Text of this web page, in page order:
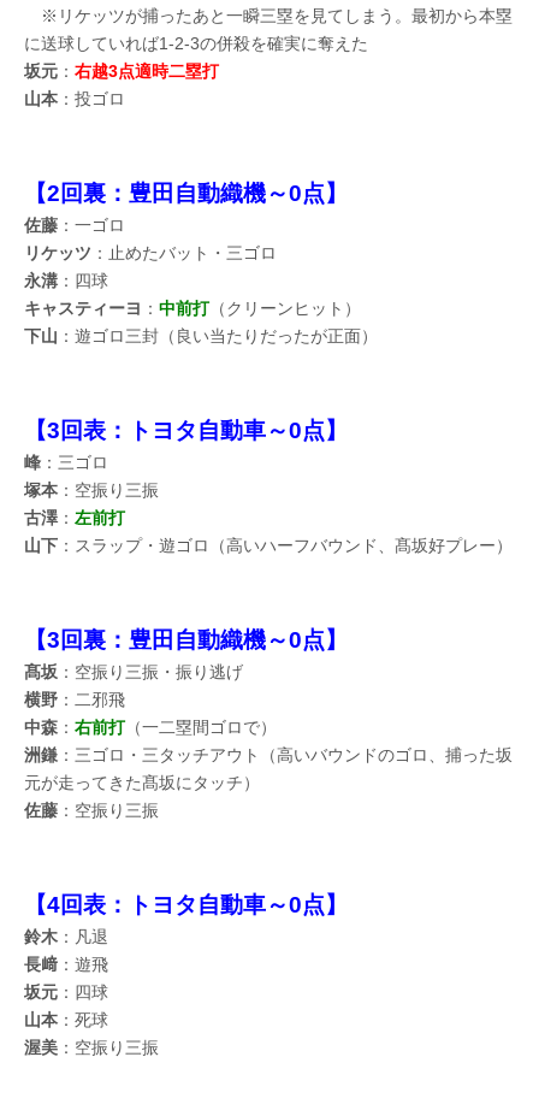
※リケッツが捕ったあと一瞬三塁を見てしまう。最初から本塁
に送球していれば1-2-3の併殺を確実に奪えた
坂元 ： 右越3点適時二塁打
山本 ：投ゴロ
【2回裏：豊田自動織機～0点】
佐藤 ：一ゴロ
リケッツ ：止めたバット・三ゴロ
永溝 ：四球
キャスティーヨ ： 中前打（クリーンヒット）
下山 ：遊ゴロ三封（良い当たりだったが正面）
【3回表：トヨタ自動車～0点】
峰 ：三ゴロ
塚本 ：空振り三振
古澤 ： 左前打
山下 ：スラップ・遊ゴロ（高いハーフバウンド、髙坂好プレー）
【3回裏：豊田自動織機～0点】
髙坂 ：空振り三振・振り逃げ
横野 ：二邪飛
中森 ： 右前打（一二塁間ゴロで）
洲鎌 ：三ゴロ・三タッチアウト（高いバウンドのゴロ、捕った坂
元が走ってきた髙坂にタッチ）
佐藤 ：空振り三振
【4回表：トヨタ自動車～0点】
鈴木 ：凡退
長﨑 ：遊飛
坂元 ：四球
山本 ：死球
渥美 ：空振り三振